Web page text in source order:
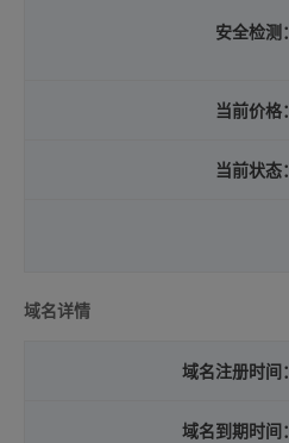
安全检测：
当前价格：
当前状态：
域名详情
域名注册时间：
域名到期时间：